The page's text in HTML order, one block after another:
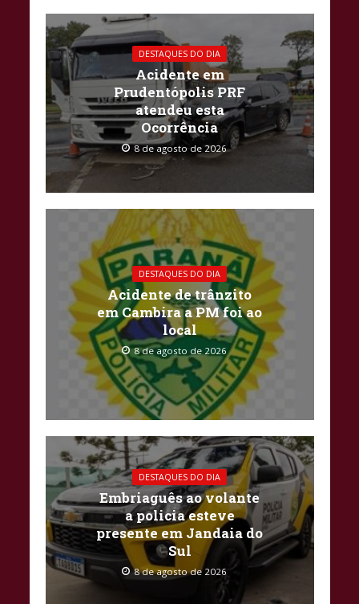
DESTAQUES DO DIA
Acidente em
Prudentópolis PRF
atendeu esta
Ocorrência
8 de agosto de 2026
DESTAQUES DO DIA
Acidente de trânzito
em Cambira a PM foi ao
local
8 de agosto de 2026
DESTAQUES DO DIA
Embriaguês ao volante
a policia esteve
presente em Jandaia do
Sul
8 de agosto de 2026